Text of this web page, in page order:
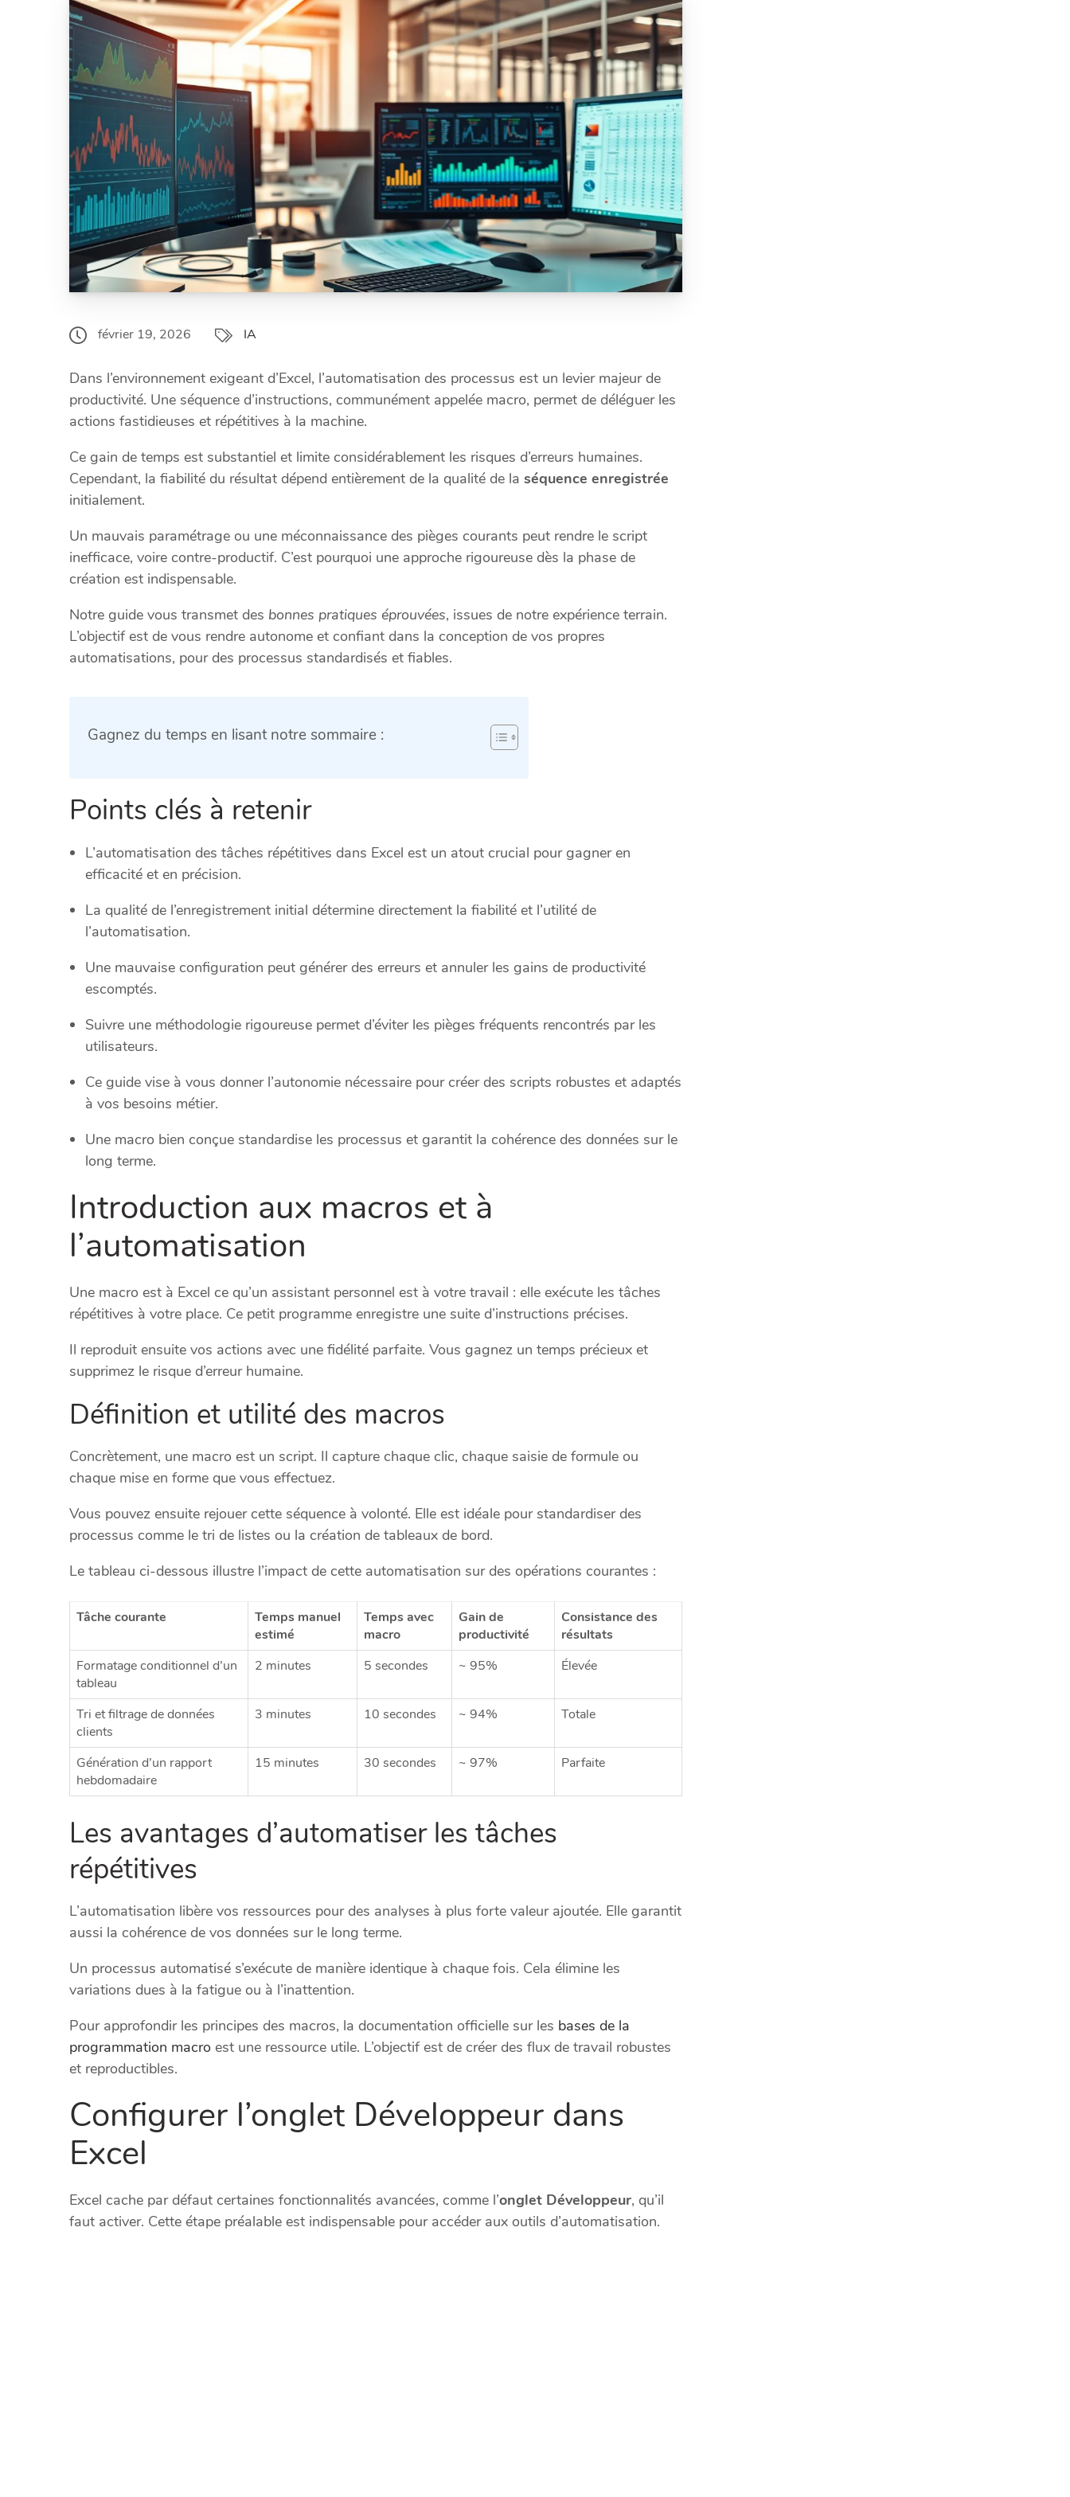
février 19, 2026 IA
Dans l’environnement exigeant d’Excel, l’automatisation des processus est un levier majeur de
productivité. Une séquence d’instructions, communément appelée macro, permet de déléguer les
actions fastidieuses et répétitives à la machine.
Ce gain de temps est substantiel et limite considérablement les risques d’erreurs humaines.
Cependant, la fiabilité du résultat dépend entièrement de la qualité de la séquence enregistrée
initialement.
Un mauvais paramétrage ou une méconnaissance des pièges courants peut rendre le script
inefficace, voire contre-productif. C’est pourquoi une approche rigoureuse dès la phase de
création est indispensable.
Notre guide vous transmet des bonnes pratiques éprouvées, issues de notre expérience terrain.
L’objectif est de vous rendre autonome et confiant dans la conception de vos propres
automatisations, pour des processus standardisés et fiables.
Gagnez du temps en lisant notre sommaire :
Points clés à retenir
L’automatisation des tâches répétitives dans Excel est un atout crucial pour gagner en
efficacité et en précision.
La qualité de l’enregistrement initial détermine directement la fiabilité et l’utilité de
l’automatisation.
Une mauvaise configuration peut générer des erreurs et annuler les gains de productivité
escomptés.
Suivre une méthodologie rigoureuse permet d’éviter les pièges fréquents rencontrés par les
utilisateurs.
Ce guide vise à vous donner l’autonomie nécessaire pour créer des scripts robustes et adaptés
à vos besoins métier.
Une macro bien conçue standardise les processus et garantit la cohérence des données sur le
long terme.
Introduction aux macros et à
l’automatisation
Une macro est à Excel ce qu’un assistant personnel est à votre travail : elle exécute les tâches
répétitives à votre place. Ce petit programme enregistre une suite d’instructions précises.
Il reproduit ensuite vos actions avec une fidélité parfaite. Vous gagnez un temps précieux et
supprimez le risque d’erreur humaine.
Définition et utilité des macros
Concrètement, une macro est un script. Il capture chaque clic, chaque saisie de formule ou
chaque mise en forme que vous effectuez.
Vous pouvez ensuite rejouer cette séquence à volonté. Elle est idéale pour standardiser des
processus comme le tri de listes ou la création de tableaux de bord.
Le tableau ci-dessous illustre l’impact de cette automatisation sur des opérations courantes :
Tâche courante
Temps manuel
estimé
Temps avec
macro
Gain de
productivité
Consistance des
résultats
Formatage conditionnel d’un
tableau
2 minutes 5 secondes ~ 95% Élevée
Tri et filtrage de données
clients
3 minutes 10 secondes ~ 94% Totale
Génération d’un rapport
hebdomadaire
15 minutes 30 secondes ~ 97% Parfaite
Les avantages d’automatiser les tâches
répétitives
L’automatisation libère vos ressources pour des analyses à plus forte valeur ajoutée. Elle garantit
aussi la cohérence de vos données sur le long terme.
Un processus automatisé s’exécute de manière identique à chaque fois. Cela élimine les
variations dues à la fatigue ou à l’inattention.
Pour approfondir les principes des macros, la documentation officielle sur les bases de la
programmation macro est une ressource utile. L’objectif est de créer des flux de travail robustes
et reproductibles.
Configurer l’onglet Développeur dans
Excel
Excel cache par défaut certaines fonctionnalités avancées, comme l’onglet Développeur, qu’il
faut activer. Cette étape préalable est indispensable pour accéder aux outils d’automatisation.